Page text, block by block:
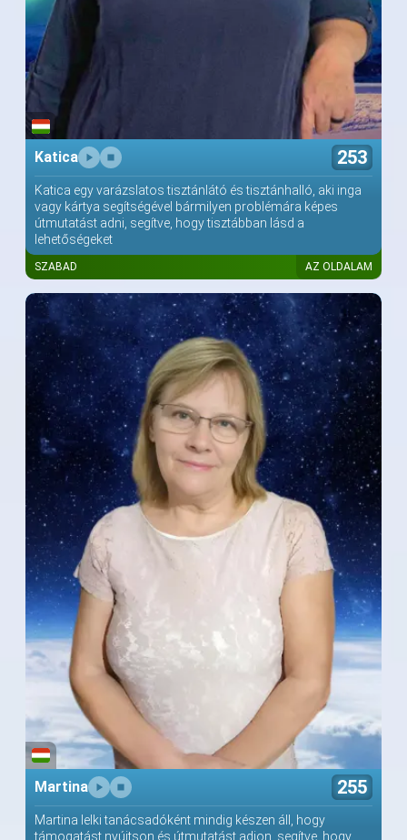
Katica 253
Katica egy varázslatos tisztánlátó és tisztánhalló, aki inga
vagy kártya segítségével bármilyen problémára képes
útmutatást adni, segítve, hogy tisztábban lásd a
lehetőségeket
SZABAD AZ OLDALAM
Martina 255
Martina lelki tanácsadóként mindig készen áll, hogy
támogatást nyújtson és útmutatást adjon, segítve, hogy